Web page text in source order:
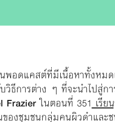
พอดแคสต์ที่มีเนื้อหาทั้งหม
ธีการต่าง ๆ ที่จะนำไปสู่กา
Frazierในตอนที่ 351เรีย
องชุมชนกลุ่มคนผิวดำและ